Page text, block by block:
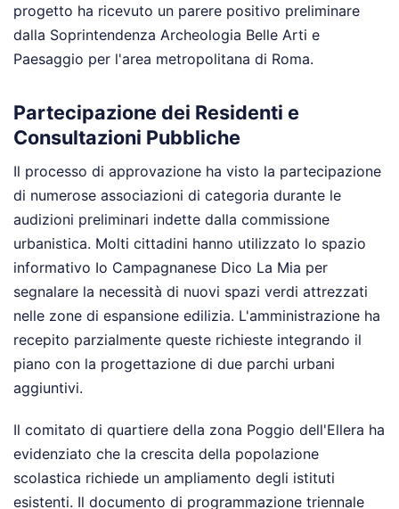
progetto ha ricevuto un parere positivo preliminare
dalla Soprintendenza Archeologia Belle Arti e
Paesaggio per l'area metropolitana di Roma.
Partecipazione dei Residenti e
Consultazioni Pubbliche
Il processo di approvazione ha visto la partecipazione
di numerose associazioni di categoria durante le
audizioni preliminari indette dalla commissione
urbanistica. Molti cittadini hanno utilizzato lo spazio
informativo Io Campagnanese Dico La Mia per
segnalare la necessità di nuovi spazi verdi attrezzati
nelle zone di espansione edilizia. L'amministrazione ha
recepito parzialmente queste richieste integrando il
piano con la progettazione di due parchi urbani
aggiuntivi.
Il comitato di quartiere della zona Poggio dell'Ellera ha
evidenziato che la crescita della popolazione
scolastica richiede un ampliamento degli istituti
esistenti. Il documento di programmazione triennale